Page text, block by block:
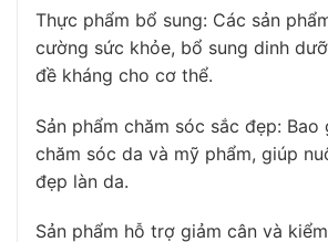
Thực phẩm bổ sung: Các sản
cường sức khỏe, bổ sung dinh
đề kháng cho cơ thể.
Sản phẩm chăm sóc sắc đẹp:
chăm sóc da và mỹ phẩm, giúp
đẹp làn da.
Sản phẩm hỗ trợ giảm cân và